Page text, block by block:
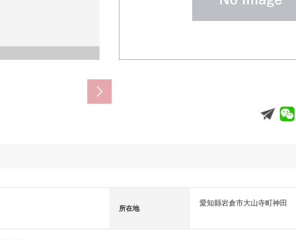
所在地
愛知縣岩倉市大山寺町神田